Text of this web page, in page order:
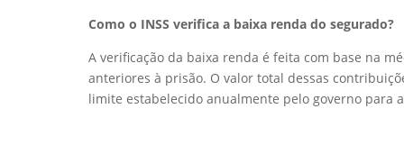
Como o INSS verifica a baixa renda do segurado?
A verificação da baixa renda é feita com base na
anteriores à prisão. O valor total dessas
limite estabelecido anualmente pelo governo para